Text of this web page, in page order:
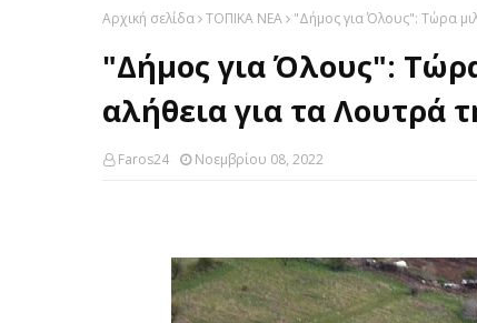
Αρχική σελίδα ΤΟΠΙΚΑ ΝΕΑ "Δήμος για Όλους": Τώρα
"Δήμος για Όλους":
αλήθεια για τα Λουτρά
Faros24 Νοεμβρίου 08, 2022